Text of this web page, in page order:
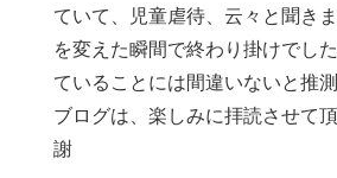
ていて、児童虐待、云々と聞き
を変えた瞬間で終わり掛けでし
ていることには間違いないと推
ブログは、楽しみに拝読させて
謝